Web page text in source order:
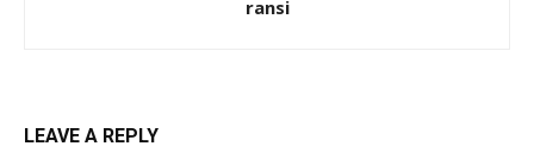
ransi
LEAVE A REPLY